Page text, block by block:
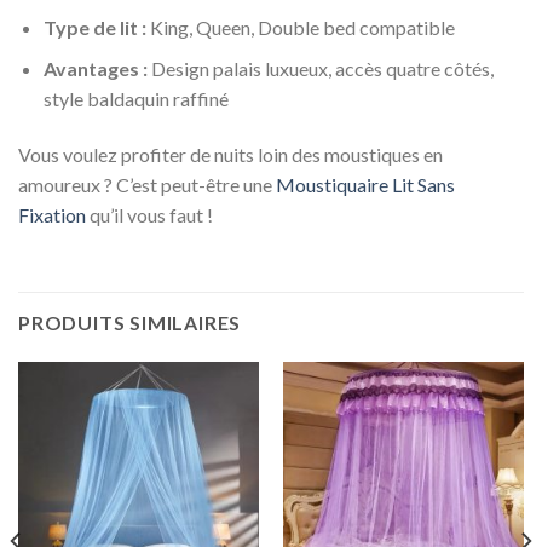
Type de lit :King, Queen, Double bed compatible
Avantages :Design palais luxueux, accès quatre côtés,
style baldaquin raffiné
Vous voulez profiter de nuits loin des moustiques en
amoureux ? C’est peut-être une Moustiquaire Lit Sans
Fixationqu’il vous faut !
PRODUITS SIMILAIRES